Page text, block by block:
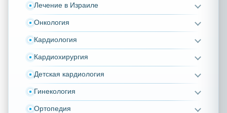
Лечение в Израиле
Онкология
Кардиология
Кардиохирургия
Детская кардиология
Гинекология
Ортопедия